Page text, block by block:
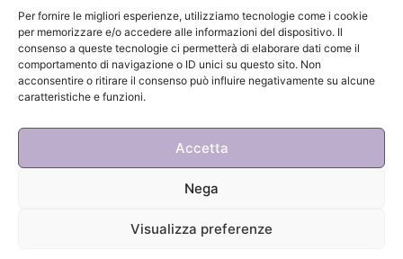
Per fornire le migliori esperienze, utilizziamo tecnologie come i cookie
per memorizzare e/o accedere alle informazioni del dispositivo. Il
consenso a queste tecnologie ci permetterà di elaborare dati come il
comportamento di navigazione o ID unici su questo sito. Non
acconsentire o ritirare il consenso può influire negativamente su alcune
caratteristiche e funzioni.
Accetta
Nega
Visualizza preferenze
Via Roveda 5/a
41011 Campogalliano (MO)
P.IVA 03888300369